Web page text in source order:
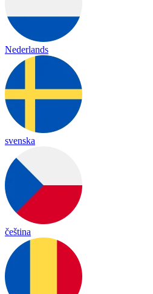
Nederlands
svenska
čeština